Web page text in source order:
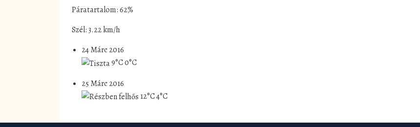
Páratartalom: 62%
Szél: 3.22 km/h
24 Márc 2016
9°C0°C
25 Márc 2016
12°C4°C